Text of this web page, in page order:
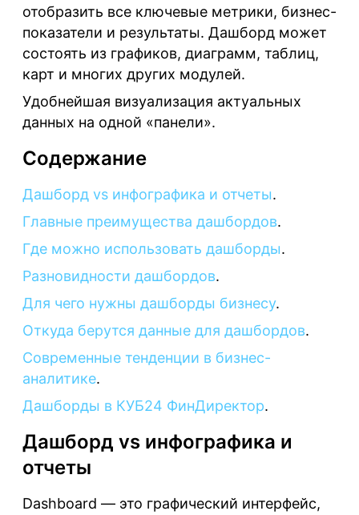
отобразить все ключевые метрики, бизнес-
показатели и результаты. Дашборд может
состоять из графиков, диаграмм, таблиц,
карт и многих других модулей.
Удобнейшая визуализация актуальных
данных на одной «панели».
Содержание
Дашборд vs инфографика и отчеты.
Главные преимущества дашбордов.
Где можно использовать дашборды.
Разновидности дашбордов.
Для чего нужны дашборды бизнесу.
Откуда берутся данные для дашбордов.
Современные тенденции в бизнес-
аналитике.
Дашборды в КУБ24 ФинДиректор.
Дашборд vs инфографика и
отчеты
Dashboard — это графический интерфейс,